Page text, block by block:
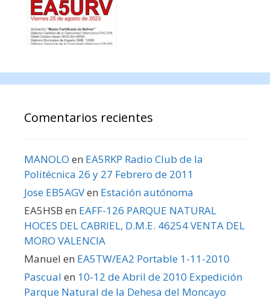
Comentarios recientes
MANOLO en EA5RKP Radio Club de la
Politécnica 26 y 27 Febrero de 2011
Jose EB5AGVen Estación autónoma
EA5HSB en EAFF-126 PARQUE NATURAL
HOCES DEL CABRIEL, D.M.E. 46254 VENTA DEL
MORO VALENCIA
Manuel en EA5TW/EA2 Portable 1-11-2010
Pascual en 10-12 de Abril de 2010 Expedición
Parque Natural de la Dehesa del Moncayo